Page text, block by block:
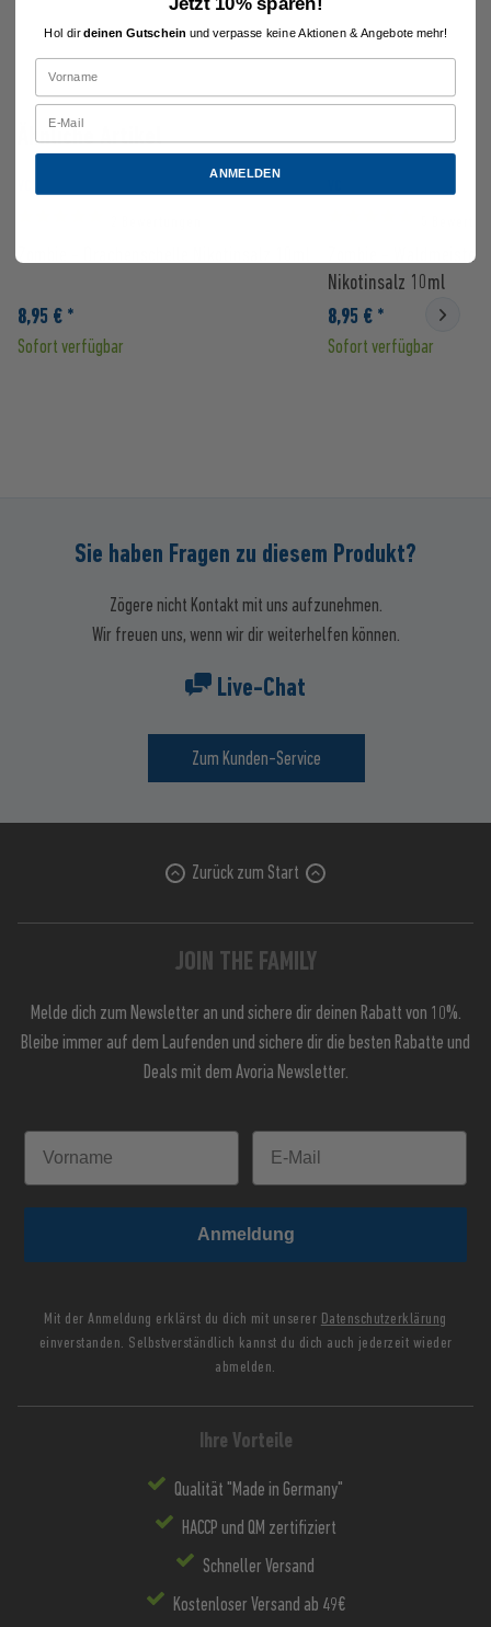
Ähnliche Artikel
Zombie - Drachenschelle Nikotinsalz 10ml
8,95 € *
Sofort verfügbar
Zombie -
Nikotinsalz 10ml
8,95 € *
Sofort verfügbar
Sie haben Fragen zu diesem Produkt?
Zögere nicht Kontakt mit uns aufzunehmen.
Wir freuen uns, wenn wir dir weiterhelfen können.
Live-Chat
Zum Kunden-Service
Zurück zum Start
JOIN THE FAMILY
Melde dich zum Newsletter an und sichere dir deinen Rabatt von 10%.
Bleibe immer auf dem Laufenden und sichere dir die besten Rabatte und
Deals mit dem Avoria Newsletter.
Anmeldung
Mit der Anmeldung erklärst du dich mit unserer Datenschutzerklärung
einverstanden. Selbstverständlich kannst du dich auch jederzeit wieder
abmelden.
Ihre Vorteile
Qualität "Made in Germany"
HACCP und QM zertifiziert
Schneller Versand
Kostenloser Versand ab 49€
Hol dirdeinen Gutschein und verpasse keine Aktionen & Angebote mehr!
ANMELDEN